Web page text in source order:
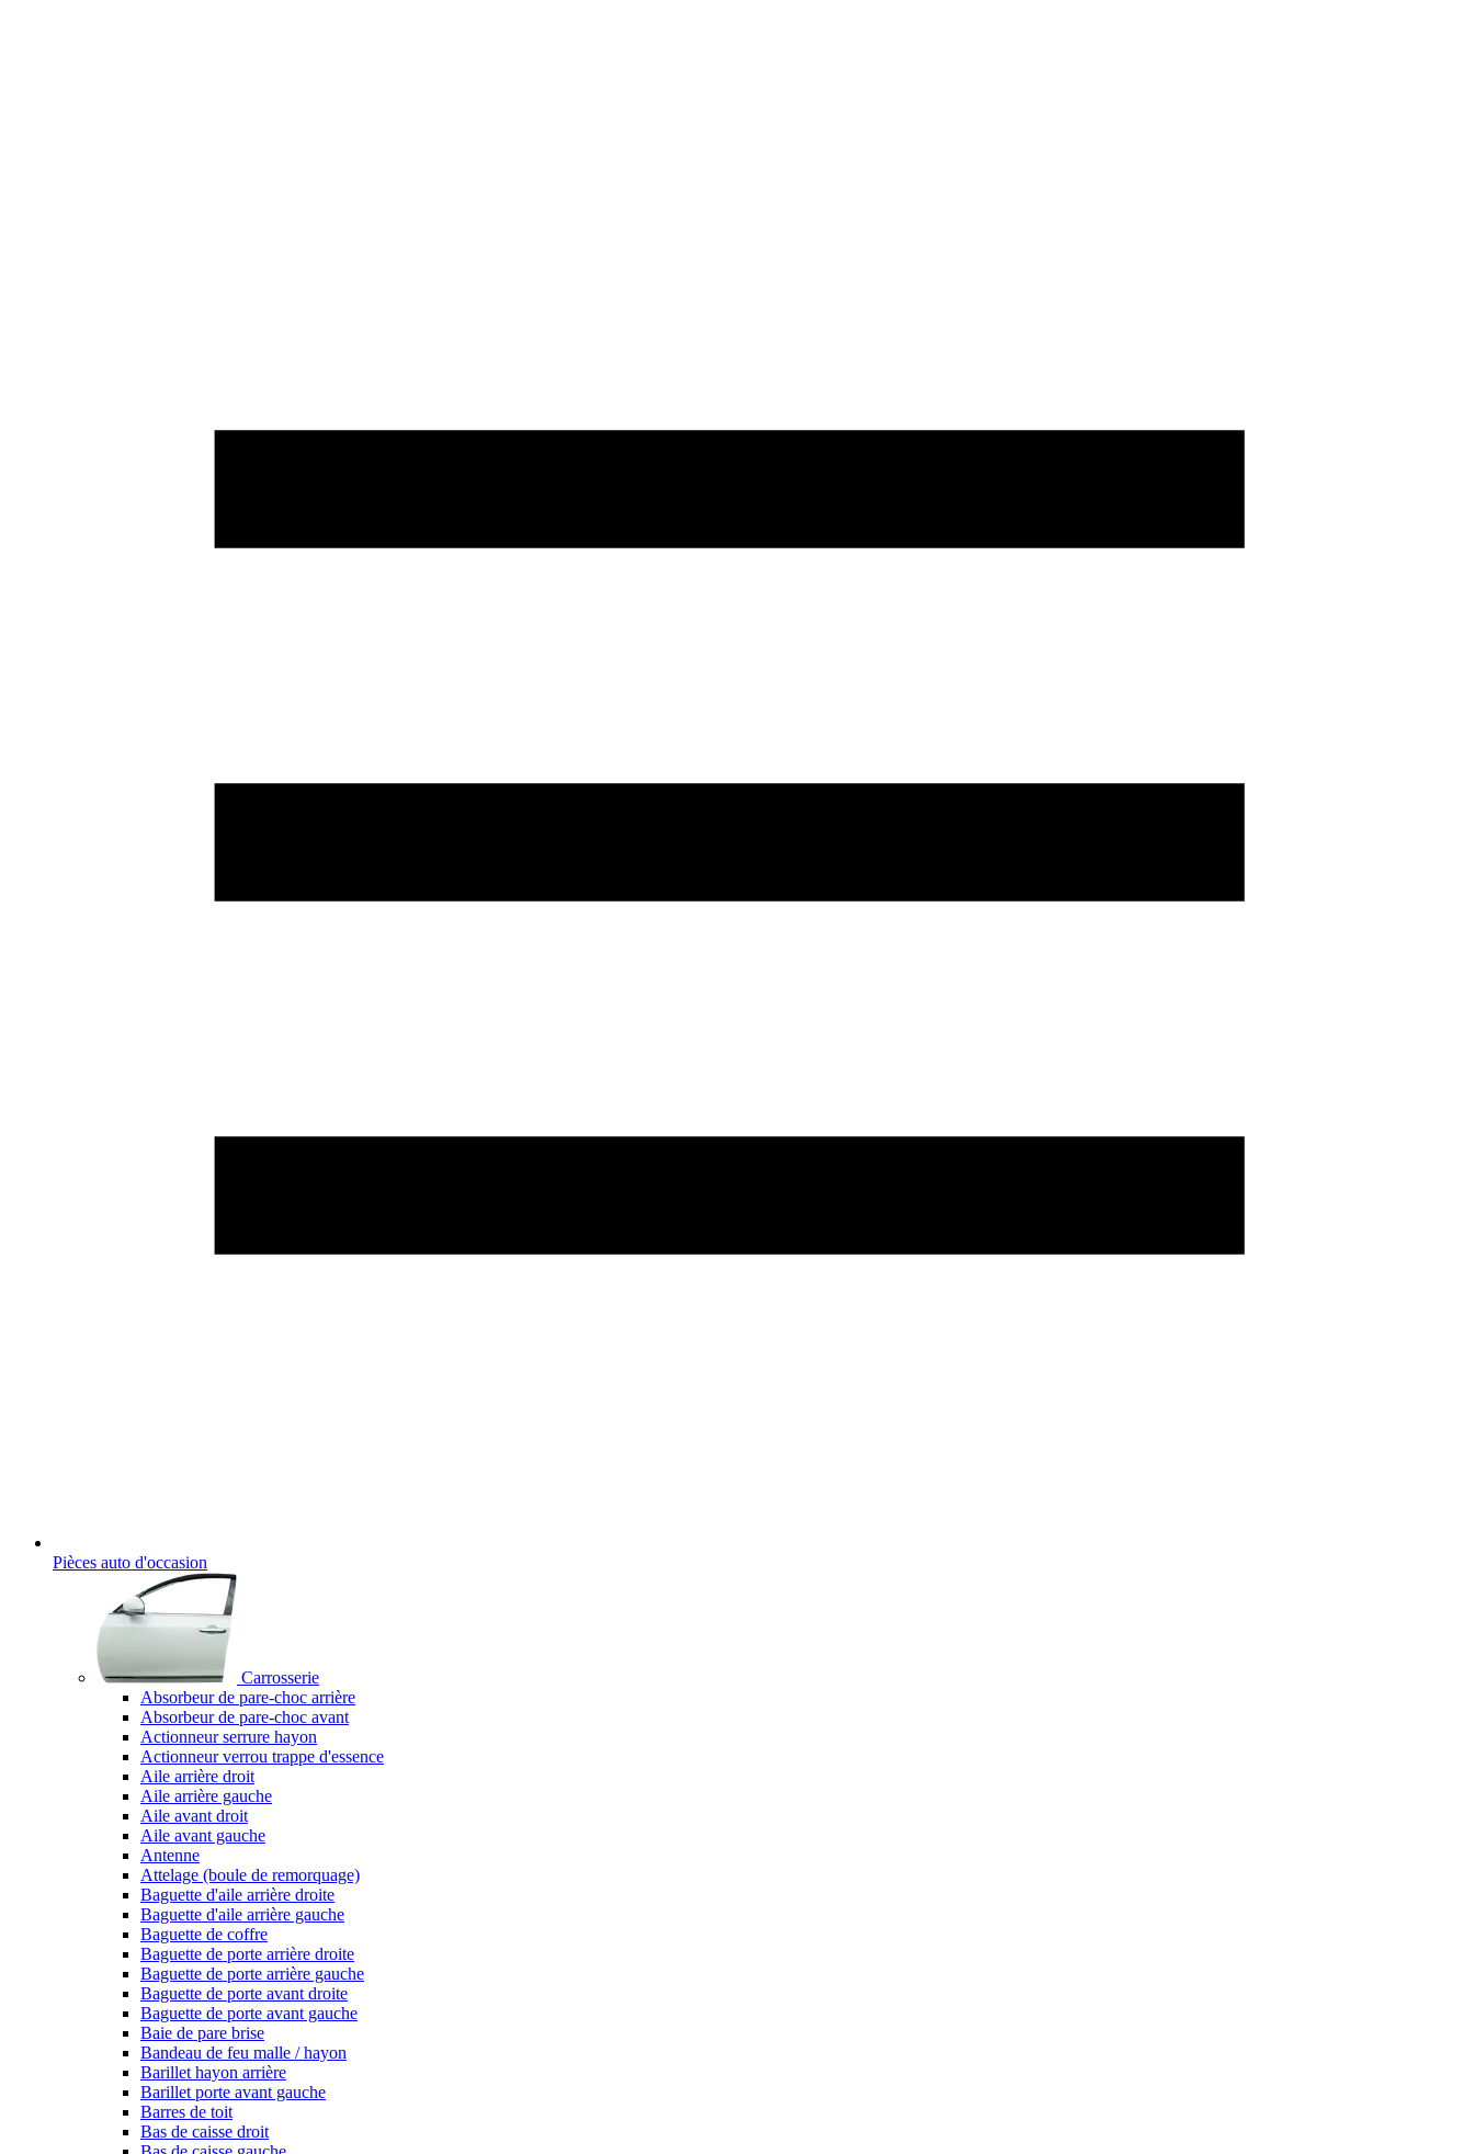
Pièces auto d'occasion
Carrosserie
Absorbeur de pare-choc arrière
Absorbeur de pare-choc avant
Actionneur serrure hayon
Actionneur verrou trappe d'essence
Aile arrière droit
Aile arrière gauche
Aile avant droit
Aile avant gauche
Antenne
Attelage (boule de remorquage)
Baguette d'aile arrière droite
Baguette d'aile arrière gauche
Baguette de coffre
Baguette de porte arrière droite
Baguette de porte arrière gauche
Baguette de porte avant droite
Baguette de porte avant gauche
Baie de pare brise
Bandeau de feu malle / hayon
Barillet hayon arrière
Barillet porte avant gauche
Barres de toit
Bas de caisse droit